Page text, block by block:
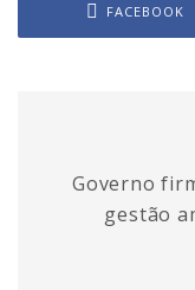
FACEBOOK
Governo
gestão